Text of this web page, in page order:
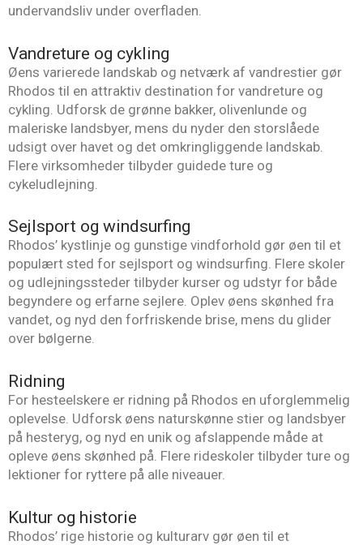
undervandsliv under overfladen.
Vandreture og cykling
Øens varierede landskab og netværk af vandrestier gør
Rhodos til en attraktiv destination for vandreture og
cykling. Udforsk de grønne bakker, olivenlunde og
maleriske landsbyer, mens du nyder den storslåede
udsigt over havet og det omkringliggende landskab.
Flere virksomheder tilbyder guidede ture og
cykeludlejning.
Sejlsport og windsurfing
Rhodos’ kystlinje og gunstige vindforhold gør øen til et
populært sted for sejlsport og windsurfing. Flere skoler
og udlejningssteder tilbyder kurser og udstyr for både
begyndere og erfarne sejlere. Oplev øens skønhed fra
vandet, og nyd den forfriskende brise, mens du glider
over bølgerne.
Ridning
For hesteelskere er ridning på Rhodos en uforglemmelig
oplevelse. Udforsk øens naturskønne stier og landsbyer
på hesteryg, og nyd en unik og afslappende måde at
opleve øens skønhed på. Flere rideskoler tilbyder ture og
lektioner for ryttere på alle niveauer.
Kultur og historie
Rhodos’ rige historie og kulturarv gør øen til et